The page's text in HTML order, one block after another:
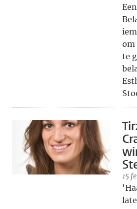
om
te
15